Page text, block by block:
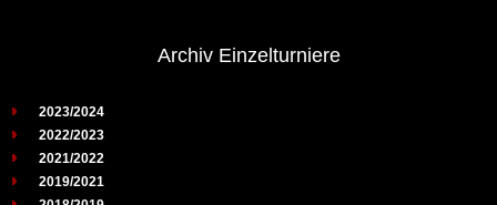
Archiv Einzelturniere
2023/2024
2022/2023
2021/2022
2019/2021